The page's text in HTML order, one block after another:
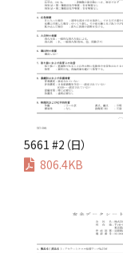
5661 #2（日）
806.4KB